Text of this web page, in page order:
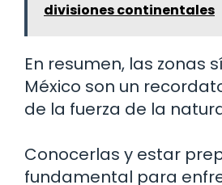
divisiones continentales
En resumen, las zonas
México son un
de la fuerza de la
Conocerlas y estar
fundamental para